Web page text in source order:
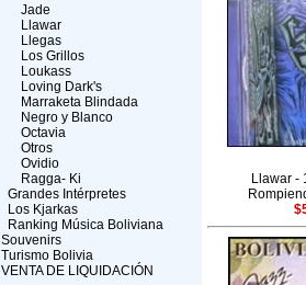
Jade
Llawar
Llegas
Los Grillos
Loukass
Loving Dark's
Marraketa Blindada
Negro y Blanco
Octavia
Otros
Ovidio
Ragga- Ki
Grandes Intérpretes
Los Kjarkas
Ranking Música Boliviana
Souvenirs
Turismo Bolivia
VENTA DE LIQUIDACIÓN
Llawar -